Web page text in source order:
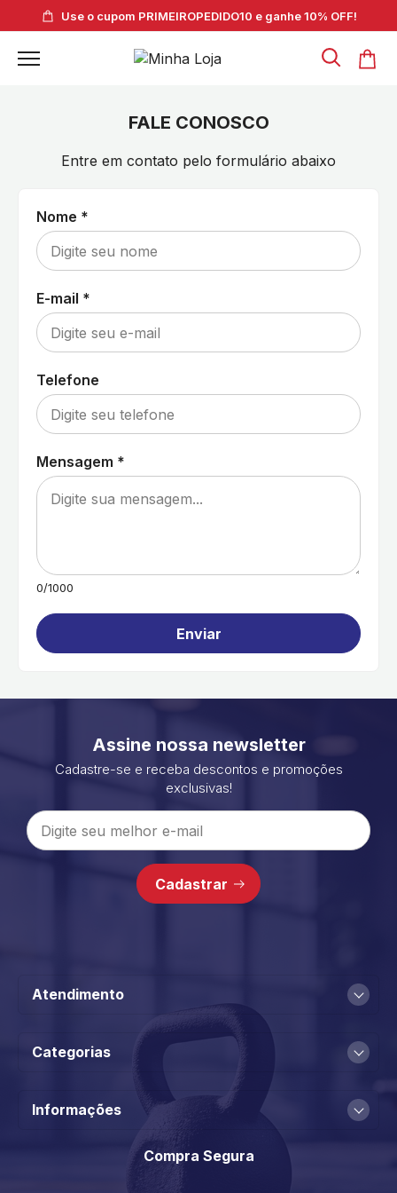
Use o cupom PRIMEIROPEDIDO10 e ganhe 10% OFF!
FALE CONOSCO
Entre em contato pelo formulário abaixo
Nome *
E-mail *
Telefone
Mensagem *
0/1000
Enviar
Assine nossa newsletter
Cadastre-se e receba descontos e promoções
exclusivas!
Cadastrar
Categorias
Informações
Compra Segura
Atendimento